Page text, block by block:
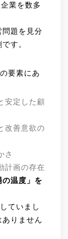
業を数多
題を見分
す。
要素にあ
安定した顧
改善意欲の
さ
計画の存在
温度」を
ていまし
りません